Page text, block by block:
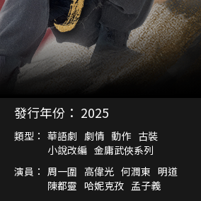
發行年份： 2025
類型： 華語劇 劇情 動作 古裝
小說改編 金庸武俠系列
演員： 周一圍 高偉光 何潤東 明道
陳都靈 哈妮克孜 孟子義